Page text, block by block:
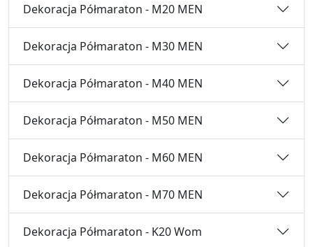
Dekoracja Półmaraton - M20 MEN
Dekoracja Półmaraton - M30 MEN
Dekoracja Półmaraton - M40 MEN
Dekoracja Półmaraton - M50 MEN
Dekoracja Półmaraton - M60 MEN
Dekoracja Półmaraton - M70 MEN
Dekoracja Półmaraton - K20 Wom